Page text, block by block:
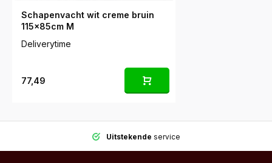
Schapenvacht wit creme bruin
115x85cm M
Deliverytime
77,49
Uitstekende service